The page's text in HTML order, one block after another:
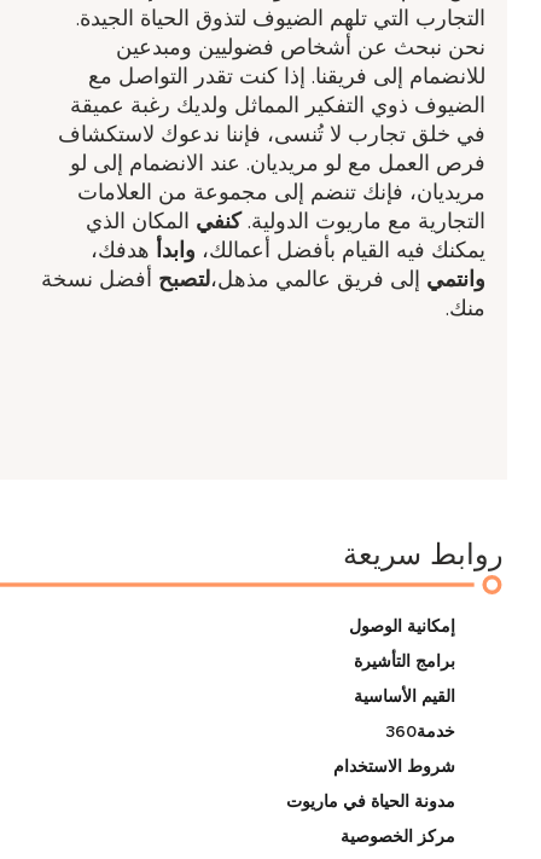
التجارب التي تلهم الضيوف لتذوق الحياة الجيدة.
نحن نبحث عن أشخاص فضوليين ومبدعين
للانضمام إلى فريقنا. إذا كنت تقدر التواصل مع
الضيوف ذوي التفكير المماثل ولديك رغبة عميقة
في خلق تجارب لا تُنسى، فإننا ندعوك لاستكشاف
فرص العمل مع لو مريديان. عند الانضمام إلى لو
مريديان، فإنك تنضم إلى مجموعة من العلامات
التجارية مع ماريوت الدولية.كنفيالمكان الذي
يمكنك فيه القيام بأفضل أعمالك،وابدأهدفك​،
وانتميإلى فريق عالمي مذهل​،لتصبحأفضل نسخة
منك.
روابط سريعة
إمكانية الوصول
برامج التأشيرة
القيم الأساسية
خدمة360
شروط الاستخدام
مدونة الحياة في ماريوت
مركز الخصوصية